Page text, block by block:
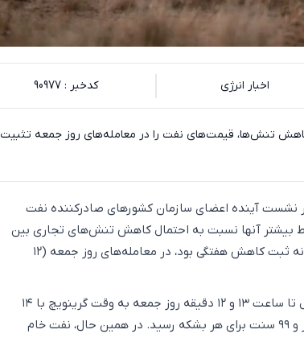
اخبار انرژی کدخبر : 90977
تنش‌ها، قیمت‌های نفت را در معامله‌های روز جمعه تثبیت
بر نشست آینده اعضای سازمان کشورهای صادرکننده نفت
بیشتر آنها نسبت به احتمال کاهش تنش‌های تجاری بین
آمریکا و چین، قیمت‌های نفت که در آستانه ثبت کاهش هفتگی بود، در معامله‌های روز جمعه (۱۲
قیمت نفت خام شاخص برنت دریای شمال تا ساعت ۱۳ و ۱۲ دقیقه روز جمعه به وقت گرینویچ با ۱۴
سنت معادل ۰.۲۳ درصد کاهش به ۶۱ دلار و ۹۹ سنت برای هر بشکه رسید. در همین حال، نفت خام